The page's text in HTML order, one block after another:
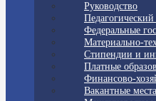
Руководство
Педагогический
Федеральные
Материально-
Стипендии и
Платные
Финансово-
Вакантные